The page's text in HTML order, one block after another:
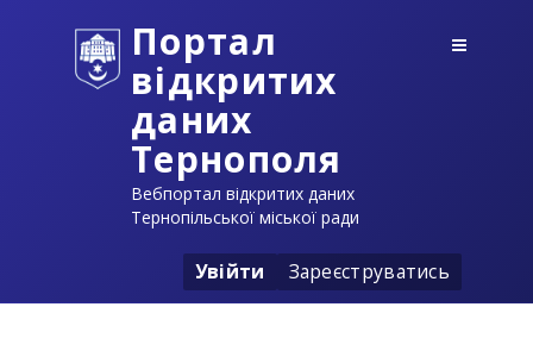
Портал
відкритих
даних
Тернополя
Вебпортал відкритих даних
Тернопільської міської ради
Увійти Зареєструватись